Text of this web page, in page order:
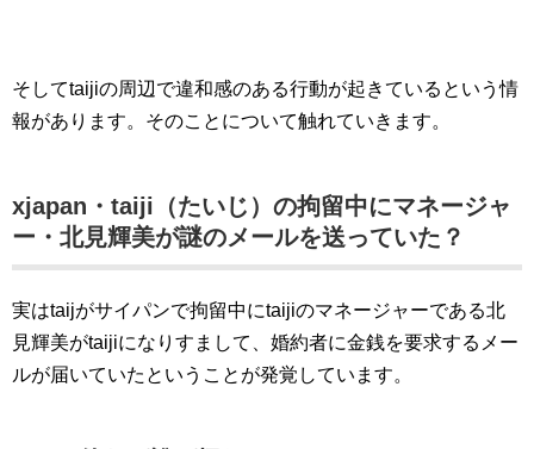
そしてtaijiの周辺で違和感のある行動が起きているという情
報があります。そのことについて触れていきます。
xjapan・taiji（たいじ）の拘留中にマネージャ
ー・北見輝美が謎のメールを送っていた？
実はtaijがサイパンで拘留中にtaijiのマネージャーである北
見輝美がtaijiになりすまして、婚約者に金銭を要求するメー
ルが届いていたということが発覚しています。